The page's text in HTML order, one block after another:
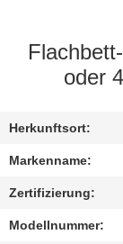
KONTAKT
MIT
UNS
oder
Herkunftsort:
Markenname:
Zertifizierung:
Modellnummer: